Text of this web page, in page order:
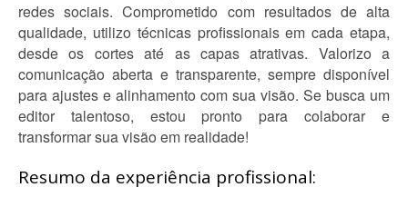
redes sociais. Comprometido com resultados de alta
qualidade, utilizo técnicas profissionais em cada etapa,
desde os cortes até as capas atrativas. Valorizo a
comunicação aberta e transparente, sempre disponível
para ajustes e alinhamento com sua visão. Se busca um
editor talentoso, estou pronto para colaborar e
transformar sua visão em realidade!
Resumo da experiência profissional: